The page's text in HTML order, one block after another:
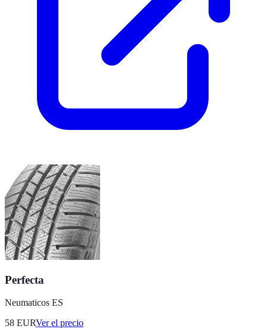
Perfecta
Neumaticos ES
58 EURVer el precio